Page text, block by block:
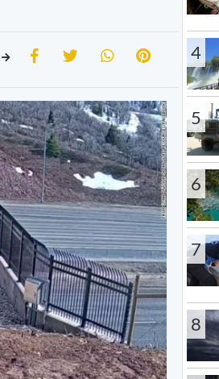
4
5
6
7
8